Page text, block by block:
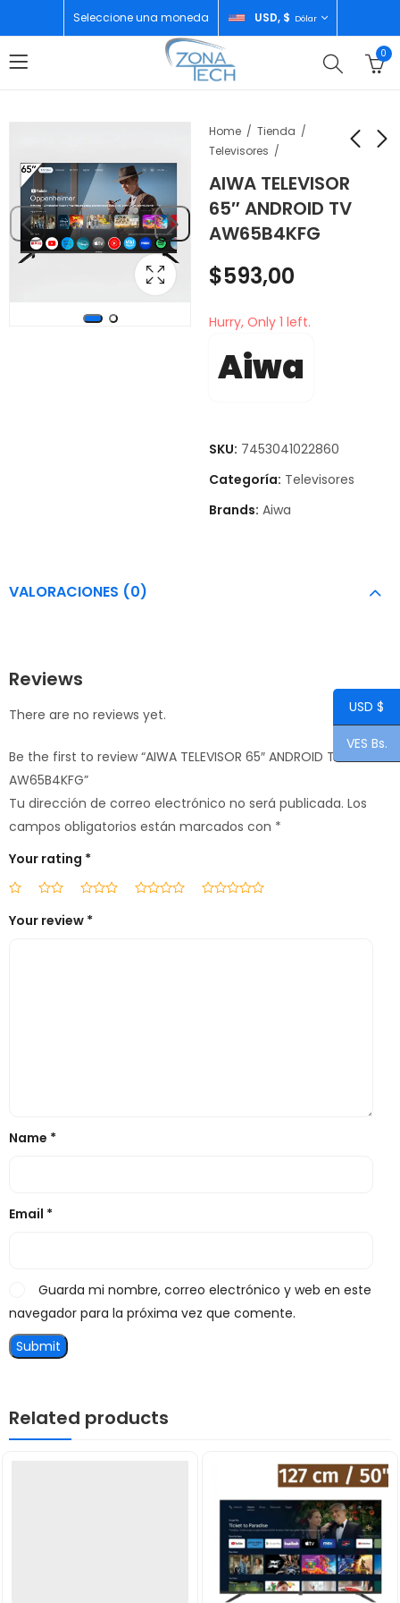
Seleccione una moneda USD, $ Dólar
0
Home
Tienda
Televisores
AIWA TELEVISOR
65″ ANDROID TV
AW65B4KFG
BLUE
$135,00
TOP MOUNT 14"
INVERTER WIFI
$630,00
$593,00
Hurry, Only 1 left.
Aiwa
SKU: 7453041022860
Categoría: Televisores
Brands: Aiwa
VALORACIONES (0)
Reviews
There are no reviews yet.
Be the first to review “AIWA TELEVISOR 65″ ANDROID TV
AW65B4KFG”
Tu dirección de correo electrónico no será publicada. Los
campos obligatorios están marcados con *
Your rating *
Your review *
Name *
Email *
Guarda mi nombre, correo electrónico y web en este
navegador para la próxima vez que comente.
Related products
USD $
VES Bs.